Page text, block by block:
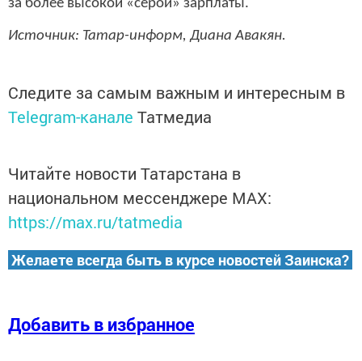
за более высокой «серой» зарплаты.
Источник: Татар-информ, Диана Авакян.
Следите за самым важным и интересным в
Telegram-канале Татмедиа
Читайте новости Татарстана в
национальном мессенджере MАХ:
https://max.ru/tatmedia
Желаете всегда быть в курсе новостей Заинска?
Добавить в избранное